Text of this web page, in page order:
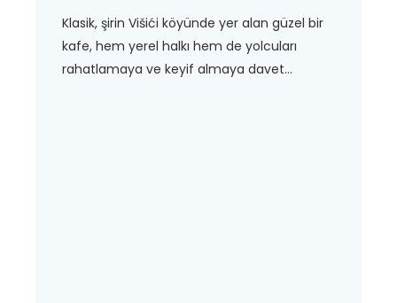
Klasik, şirin Višići köyünde yer alan güzel bir
kafe, hem yerel halkı hem de yolcuları
rahatlamaya ve keyif almaya davet...